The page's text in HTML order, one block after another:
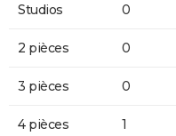
Studios 0
2 pièces 0
3 pièces 0
4 pièces 1